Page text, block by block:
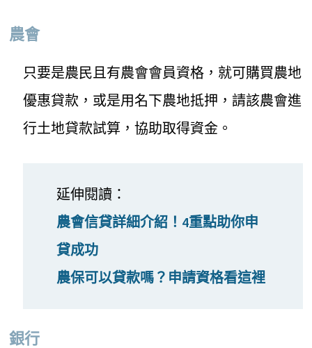
農會
只要是農民且有農會會員資格，就可購買農地
優惠貸款，或是用名下農地抵押，請該農會進
行土地貸款試算，協助取得資金。
延伸閱讀：
農會信貸詳細介紹！4重點助你申
貸成功
農保可以貸款嗎？申請資格看這裡
銀行